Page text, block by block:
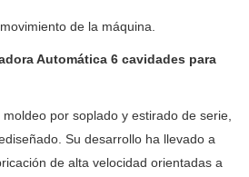
de la máquina.
Automática 6 cavidades para
por soplado y estirado de serie,
Su desarrollo ha llevado a
de alta velocidad orientadas a